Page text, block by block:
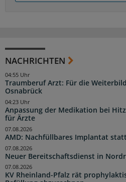
NACHRICHTEN
Traumberuf Arzt: Für die
Osnabrück
04:55 Uhr
Anpassung der Medikation bei
für Ärzte
04:23 Uhr
AMD: Nachfüllbares Implantat
07.08.2026
Neuer Bereitschaftsdienst in
07.08.2026
KV Rheinland-Pfalz rät
07.08.2026